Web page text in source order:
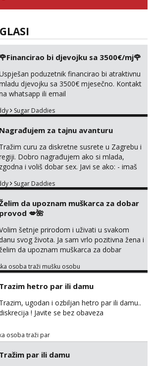
- mob:1,12€ min
064/677-677- Kod: #108
tvoj poziv!
064/677-677
- Kod: #123
- mob:1,12€ min
tvoj poziv!
064/677-677- Kod: #142
- mob:1,12€ min
🌹Financirao bi djevojku sa 3500€/mj🌹
poduzetnik financirao bi atraktivnu
djevojku sa 3500€ mjesečno. Kontakt
whatsapp ili email
Sugar Daddies
Nagrađujem za tajnu avanturu
Tražim curu za diskretne susrete u Zagrebu i
Dobro nagrađujem ako si mlada,
zgodna i voliš dobar sex. Javi se ako: - imaš
- se dobro ljubiš - si fleksibilna s
radnim danom (vikendi i noći su za
obitelj) - vodiš brigu o zdravlju i koristiš
Ne javljajte se: - debele - frajeri i
paro...
Sugar Daddies
da upoznam muškarca za dobar
provod 💋🌺
šetnje prirodom i uživati u svakom
svog života. Ja sam vrlo pozitivna žena i
da upoznam muškarca za dobar
link ispod i nadji me tamo, cekam te!
osoba traži mušku osobu
Trazim hetro par ili damu
Trazim, ugodan i ozbiljan hetro par ili damu..
! Javite se bez obaveza
osoba traži par
Tražim par ili damu